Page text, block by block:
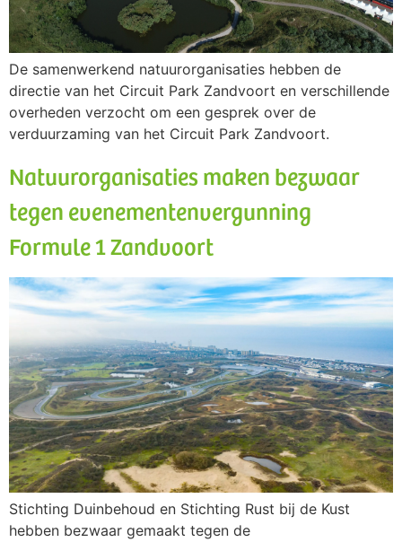
De samenwerkend natuurorganisaties hebben de
directie van het Circuit Park Zandvoort en verschillende
overheden verzocht om een gesprek over de
verduurzaming van het Circuit Park Zandvoort.
Natuurorganisaties maken bezwaar
tegen evenementenvergunning
Formule 1 Zandvoort
Stichting Duinbehoud en Stichting Rust bij de Kust
hebben bezwaar gemaakt tegen de